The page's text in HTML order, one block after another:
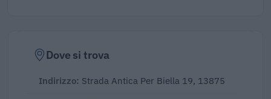
Dove si trova
Indirizzo: Strada Antica Per Biella 19, 13875